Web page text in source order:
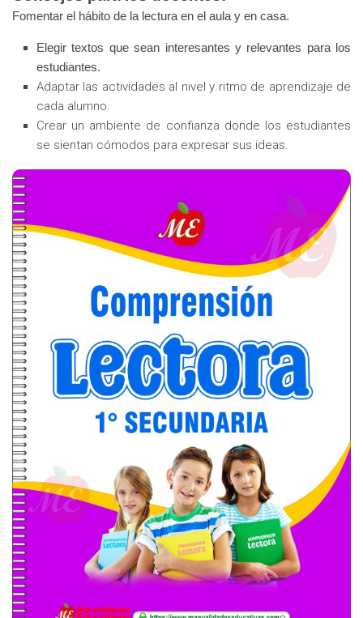
Fomentar el hábito de la lectura en el aula y en casa.
Elegir textos que sean interesantes y relevantes para los
estudiantes.
Adaptar las actividades al nivel y ritmo de aprendizaje de
cada alumno.
Crear un ambiente de confianza donde los estudiantes
se sientan cómodos para expresar sus ideas.